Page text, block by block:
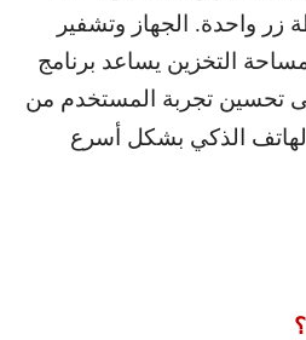
زر واحدة. الجهاز وتشفير
التخزين يساعد برنامج
تحسين تجربة المستخدم من
الذكي بشكل أسرع